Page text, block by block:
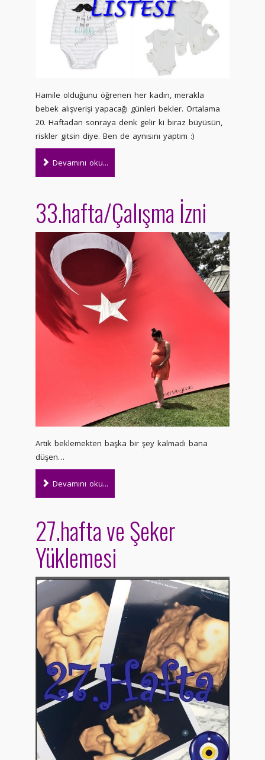
Hamile olduğunu öğrenen her kadın, merakla
bebek alışverişi yapacağı günleri bekler. Ortalama
20. Haftadan sonraya denk gelir ki biraz büyüsün,
riskler gitsin diye. Ben de aynısını yaptım :)
Devamını oku...
33.hafta/Çalışma İzni
Artık beklemekten başka bir şey kalmadı bana
düşen…
Devamını oku...
27.hafta ve Şeker
Yüklemesi